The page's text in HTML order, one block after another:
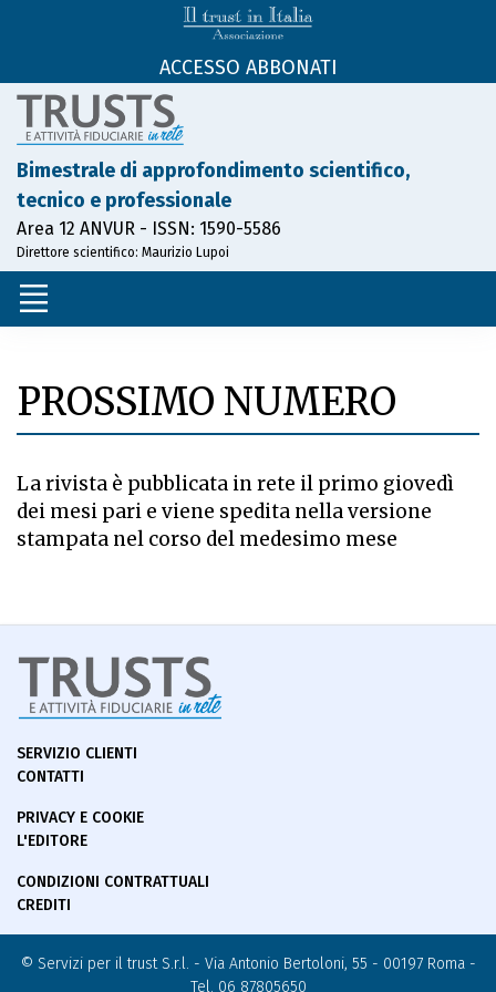
ACCESSO ABBONATI
Bimestrale di approfondimento scientifico,
tecnico e professionale
Area 12 ANVUR - ISSN: 1590-5586
Direttore scientifico: Maurizio Lupoi
PROSSIMO NUMERO
La rivista è pubblicata in rete il primo giovedì
dei mesi pari e viene spedita nella versione
stampata nel corso del medesimo mese
SERVIZIO CLIENTI
CONTATTI
PRIVACY E COOKIE
L'EDITORE
CONDIZIONI CONTRATTUALI
CREDITI
© Servizi per il trust S.r.l. - Via Antonio Bertoloni, 55 - 00197 Roma -
Tel. 06 87805650